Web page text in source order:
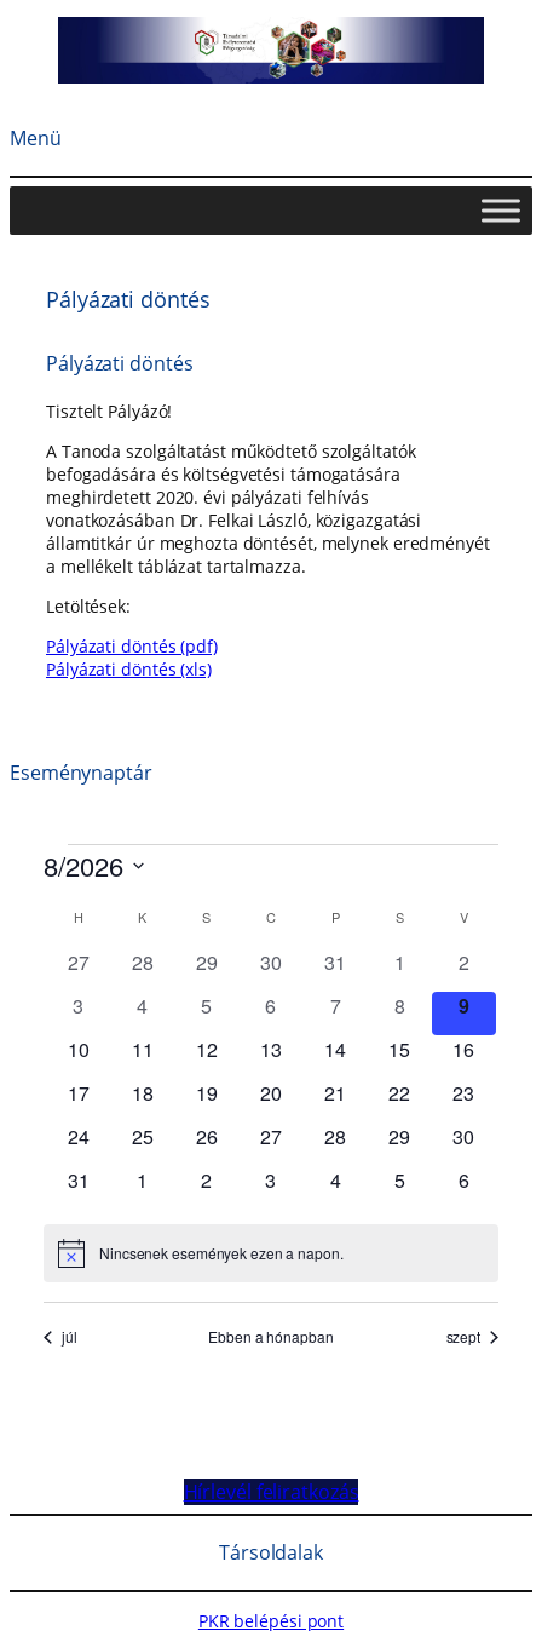
Menü
Pályázati döntés
Pályázati döntés
Tisztelt Pályázó!
A Tanoda szolgáltatást működtető szolgáltatók
befogadására és költségvetési támogatására
meghirdetett 2020. évi pályázati felhívás
vonatkozásában Dr. Felkai László, közigazgatási
államtitkár úr meghozta döntését, melynek eredményét
a mellékelt táblázat tartalmazza.
Letöltések:
Pályázati döntés (pdf)
Pályázati döntés (xls)
Eseménynaptár
Hírlevél feliratkozás
Társoldalak
PKR belépési pont